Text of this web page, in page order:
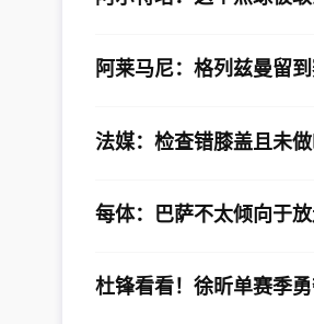
阿莱马尼：格列兹曼留
法媒：检查错膝盖且未
每体：巴萨不太倾向于
杜锋看看！徐昕单赛季